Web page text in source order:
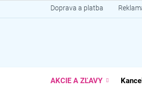
na
Doprava a platba
AKCIE A ZĽAVY